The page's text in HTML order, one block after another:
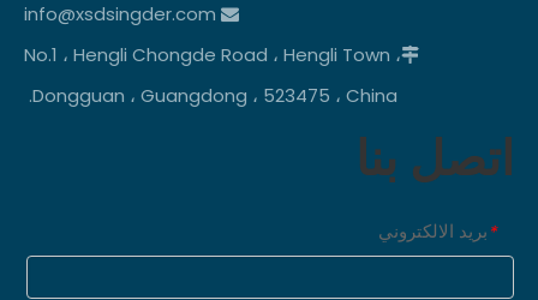

info@xsdsingder.com
No.1 ، Hengli Chongde Road ، Hengli Town ،
Dongguan ، Guangdong ، 523475 ، China.
اتصل بنا
*بريد الالكتروني